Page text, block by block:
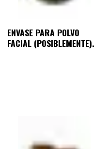
ENVASE PARA POLVO
FACIAL (POSIBLEMENTE).